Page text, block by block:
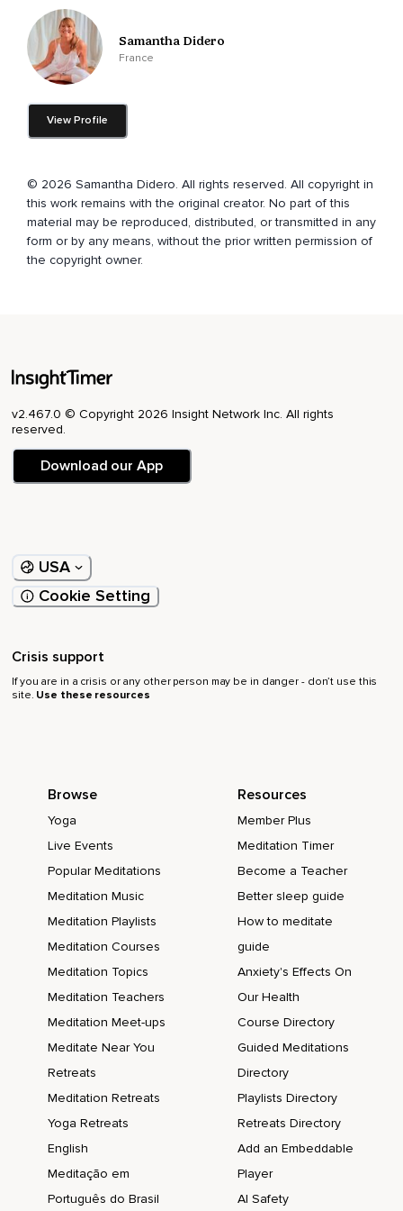
Avant de commencer,
Quelques mots pour comprendre cette pratique.
La cohérence cardiaque est une respiration rythmée qui
Elle repose sur une respiration lente et régulière à raison de
La méthode dite 3-6-5 consiste à pratiquer 3 fois par jour 6
respirations par minute pendant 5 minutes.
Nous allons maintenant vivre ensemble une séance
complète de 5 minutes.
Nous allons installer le rythme.
Puis expirez doucement pendant 5 secondes.
Continuez.
Inspire 2-3-4-5.
Expire 2-3-4-5.
Régulier,
Sans forcer,
A chaque expiration,
Le corps se détend un peu plus.
Inspire 2-3-4-5.
Ce rythme constant permet au cœur et à la respiration de se
Le système nerveux reçoit un message de sécurité.
Si des pensées apparaissent,
Cela est normal.
souffle.
Expire 2-3-4-5.
Vous pouvez ressentir la respiration au niveau de la poitrine
Samantha Didero
France
View Profile
© 2026 Samantha Didero. All rights reserved. All copyright in
this work remains with the original creator. No part of this
material may be reproduced, distributed, or transmitted in any
form or by any means, without the prior written permission of
the copyright owner.
v2.467.0 © Copyright 2026 Insight Network Inc. All rights
reserved.
Download our App
USA
Cookie Setting
Crisis support
If you are in a crisis or any other person may be in danger - don’t use this
site. Use these resources
Browse
Yoga
Live Events
Popular Meditations
Meditation Music
Meditation Playlists
Meditation Courses
Meditation Topics
Meditation Teachers
Meditation Meet-ups
Meditate Near You
Retreats
Meditation Retreats
Yoga Retreats
English
Meditação em
Português do Brasil
Resources
Member Plus
Meditation Timer
Become a Teacher
Better sleep guide
How to meditate
guide
Anxiety's Effects On
Our Health
Course Directory
Guided Meditations
Directory
Playlists Directory
Retreats Directory
Add an Embeddable
Player
AI Safety